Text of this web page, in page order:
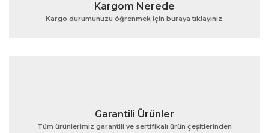
Ürün açıklamasında eksik bilgiler bulunuyor.
Kargom Nerede
Kargo durumunuzu öğrenmek için buraya tıklayınız.
Garantili Ürünler
Tüm ürünlerimiz garantili ve sertifikalı ürün çeşitlerinden